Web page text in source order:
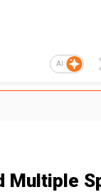
AI
Multiple